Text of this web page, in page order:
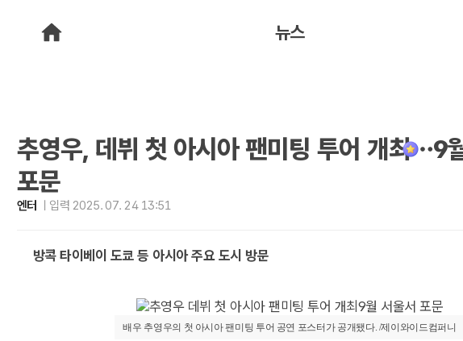
뉴스
추영우, 데뷔 첫 아시아 팬미팅 투어 개최…9
포문
엔터 입력 2025. 07. 24 13:51
방콕 타이베이 도쿄 등 아시아 주요 도시 방문
배우 추영우의 첫 아시아 팬미팅 투어 공연 포스터가 공개됐다. /제이와이드컴퍼니